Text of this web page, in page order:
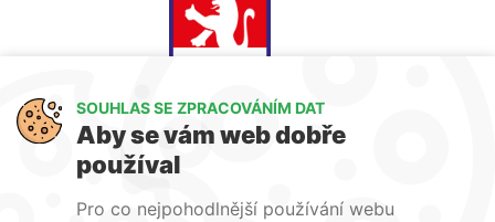
Jsme členem
SOUHLAS SE ZPRACOVÁNÍM DAT
Aby se vám web dobře
používal
Pro co nejpohodlnější používání webu